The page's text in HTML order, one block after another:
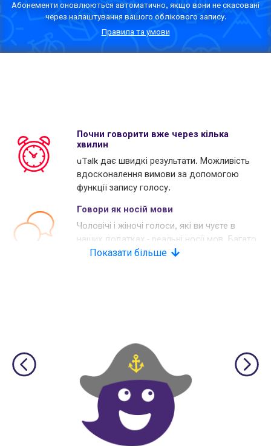
Абонементи оновлюються автоматично, якщо вони не скасовані
через налаштування вашого облікового запису.
Правила та умови
Почни говорити вже через кілька
хвилин
uTalk дає швидкі результати. Можливість
вдосконалення вимови за допомогою
функції запису голосу.
Говори як носій мови
Чоловічі і жіночі голоси, які ви чуєте в
наших додатках - реальні носії мов. Багато
наших конкурентів використовують
Показати більше